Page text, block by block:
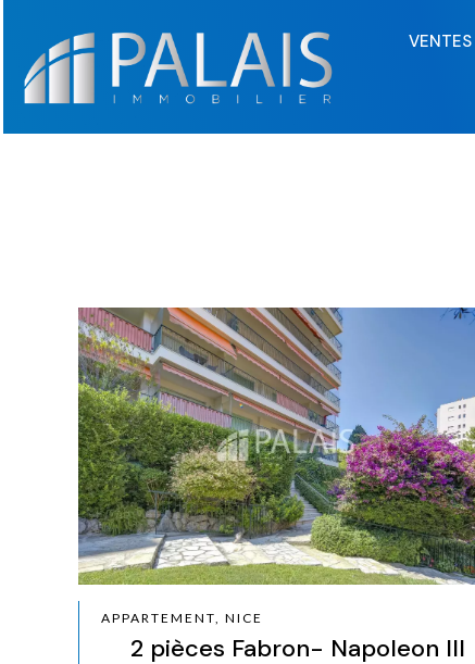
VENTES
APPARTEMENT, NICE
2 pièces Fabron- Napoleon III